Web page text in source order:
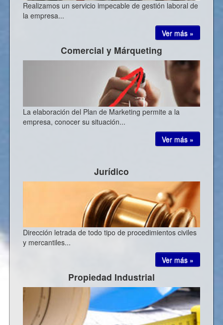
Realizamos un servicio impecable de gestión laboral de
la empresa...
Ver más »
Comercial y Márqueting
La elaboración del Plan de Marketing permite a la
empresa, conocer su situación...
Ver más »
Jurídico
Dirección letrada de todo tipo de procedimientos civiles
y mercantiles...
Ver más »
Propiedad Industrial